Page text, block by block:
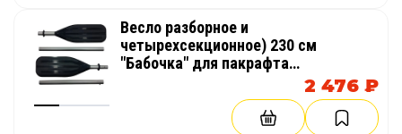
Весло разборное и
четырехсекционное) 230 см
"Бабочка" для пакрафта
(компактный каяк, лодка) или2 476 ₽